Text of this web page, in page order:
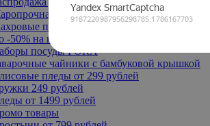
посуда
полотенца
-50% на ковры
посуды FORA
чайники с бамбуковой крышкой
пледы от 299 рублей
249 рублей
от 1499 рублей
товары